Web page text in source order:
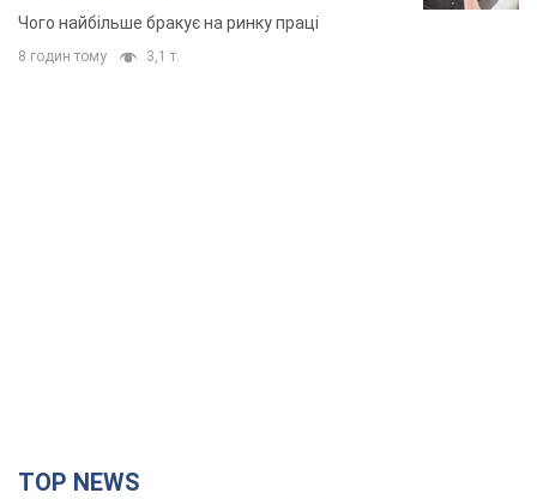
Чого найбільше бракує на ринку праці
8 годин тому 3,1 т.
TOP NEWS